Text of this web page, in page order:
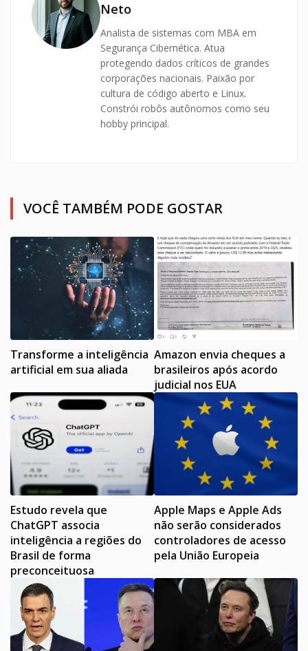
Neto
Analista de sistemas com MBA em
Segurança Cibernética. Atua
protegendo dados críticos de grandes
corporações nacionais. Paixão por
cultura de código aberto e Linux.
Constrói robôs autônomos como seu
hobby principal.
VOCÊ TAMBÉM PODE GOSTAR
Transforme a inteligência
artificial em sua aliada
Amazon envia cheques a
brasileiros após acordo
judicial nos EUA
Estudo revela que
ChatGPT associa
inteligência a regiões do
Brasil de forma
preconceituosa
Apple Maps e Apple Ads
não serão considerados
controladores de acesso
pela União Europeia